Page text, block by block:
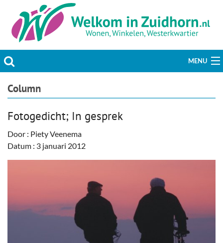
MENU
Actueel
Welzijn & Maatschappij
Prikbord & Aanbiedingen
Plaats bericht
Column
Fotogedicht; In gesprek
Door : Piety Veenema
Datum : 3 januari 2012